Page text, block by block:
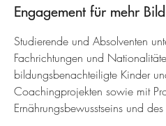
Engagement für mehr
Studierende und Absolventen
Fachrichtungen und
bildungsbenachteiligte Kinder
Coachingprojekten sowie mit
Ernährungsbewusstseins und